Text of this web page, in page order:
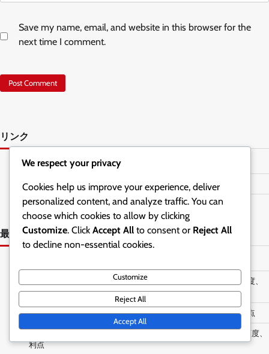
Save my name, email, and website in this browser for the
next time I comment.
リンク
お問い合わせ
コンテンツ
私たちは誰か
最近の投稿
緊張型頭痛緩和のためのウォールエンジェル：テクニック、頻度、
効果
顎のリラクゼーションのための舌の位置付け：方法、効果、利点
顎と首のリラクゼーションのためのTMJエクササイズ：種類、頻度、
利点
We respect your privacy
Cookies help us improve your experience, deliver
personalized content, and analyze traffic. You can
choose which cookies to allow by clicking
Customize. Click Accept All to consent or Reject All
to decline non-essential cookies.
Customize
Reject All
Accept All